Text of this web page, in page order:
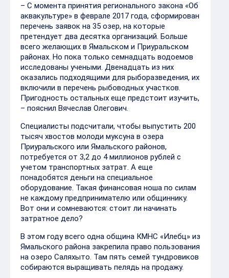
– С момента принятия регионального закона «Об
аквакультуре» в феврале 2017 года, сформирован
перечень заявок на 35 озер, на которые
претендует два десятка организаций. Больше
всего желающих в Ямальском и Приуральском
районах. Но пока только семнадцать водоемов
исследованы учеными. Двенадцать из них
оказались подходящими для рыборазведения, их
включили в перечень рыбоводных участков.
Пригодность остальных еще предстоит изучить,
– пояснил Вячеслав Олегович.
Специалисты подсчитали, чтобы выпустить 200
тысяч хвостов молоди муксуна в озера
Приуральского или Ямальского районов,
потребуется от 3,2 до 4 миллионов рублей с
учетом транспортных затрат. А еще
понадобятся деньги на специальное
оборудование. Такая финансовая ноша по силам
не каждому предпринимателю или общиннику.
Вот они и сомневаются: стоит ли начинать
затратное дело?
В этом году всего одна община КМНС «Илебц» из
Ямальского района закрепила право пользования
на озеро Саляхыто. Там пять семей тундровиков
собираются выращивать пелядь на продажу.